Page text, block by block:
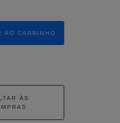
AO CARRINHO
ÀS